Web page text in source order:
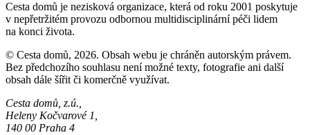
Cesta domů je nezisková organizace, která od roku 2001 poskytuje
v nepřetržitém provozu odbornou multidisciplinární péči lidem
na konci života.
© Cesta domů, 2026. Obsah webu je chráněn autorským právem.
Bez předchozího souhlasu není možné texty, fotografie ani další
obsah dále šířit či komerčně využívat.
Cesta domů, z.ú.,
Heleny Kočvarové 1,
140 00 Praha 4